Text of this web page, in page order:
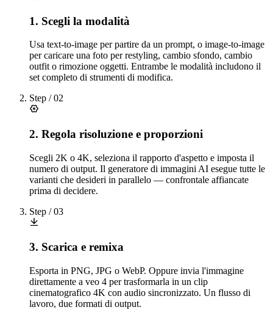
1. Scegli la modalità
Usa text-to-image per partire da un prompt, o image-to-image
per caricare una foto per restyling, cambio sfondo, cambio
outfit o rimozione oggetti. Entrambe le modalità includono il
set completo di strumenti di modifica.
Step /02
2. Regola risoluzione e proporzioni
Scegli 2K o 4K, seleziona il rapporto d'aspetto e imposta il
numero di output. Il generatore di immagini AI esegue tutte le
varianti che desideri in parallelo — confrontale affiancate
prima di decidere.
Step /03
3. Scarica e remixa
Esporta in PNG, JPG o WebP. Oppure invia l'immagine
direttamente a veo 4 per trasformarla in un clip
cinematografico 4K con audio sincronizzato. Un flusso di
lavoro, due formati di output.